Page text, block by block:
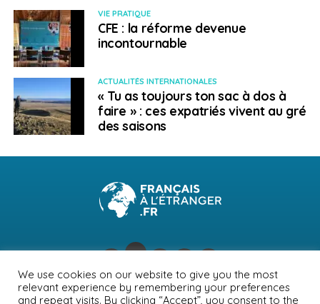
VIE PRATIQUE
CFE : la réforme devenue
incontournable
ACTUALITÉS INTERNATIONALES
« Tu as toujours ton sac à dos à
faire » : ces expatriés vivent au gré
des saisons
NEWSLETTER PUBLICITÉ CONTACTS MENTIONS LÉGALES
We use cookies on our website to give you the most
relevant experience by remembering your preferences
and repeat visits. By clicking “Accept”, you consent to the